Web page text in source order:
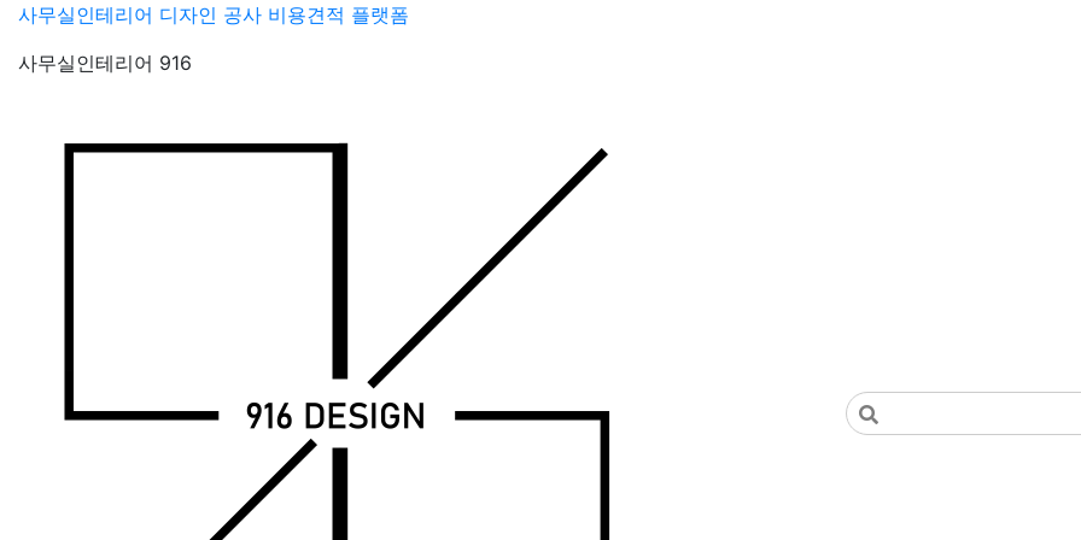
Skip
content
사무실인테리어 디자인 공사 비용견적 플랫폼
사무실인테리어 916